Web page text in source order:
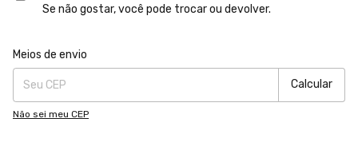
Se não gostar, você pode trocar ou devolver.
Entregas para o CEP:
Meios de envio
Calcular
Não sei meu CEP